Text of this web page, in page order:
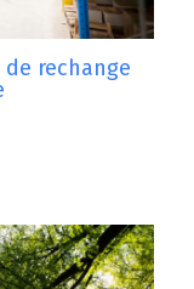
de rechange